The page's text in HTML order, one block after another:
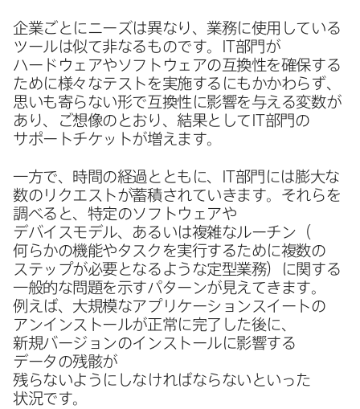
企業ごとに​ニーズは​異なり、​業務に​使用している​
ツールは​似て​非なる​ものです。
IT部門が​
ハードウェアや​ソフトウェアの​互換性を​確保する​
ために​様々な​テストを​実施するにも​かかわらず、​
思いも​寄らない​形で​互換性に​影響を​与える​変数が​
あり、​ご想像の​とおり、​結果と​して IT部門の​
サポートチケットが​増えます。
一方で、​時間の​経過とともに、 IT部門には​膨大な​
数の​リクエストが​蓄積されていきます。​それらを​
調べると、​特定の​ソフトウェアや​
デバイスモデル、​あるいは​複雑なルーチン​（​
何らかの​機能や​タスクを​実行する​ために​複数の​
ステップが​必要と​なるような​定型業務）に​関する​
一般的な​問題を​示すパターンが​見えてきます。​
例えば、​大規模な​アプリケーションスイートの​
アンインストールが​正常に​完了した​後に、​
新規バージョンの​インストールに​影響する​
データの​残骸が​
残らないようにしなければならないと​いった​
状況です。